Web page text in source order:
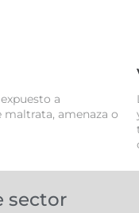
a
maltrata, amenaza o
sector